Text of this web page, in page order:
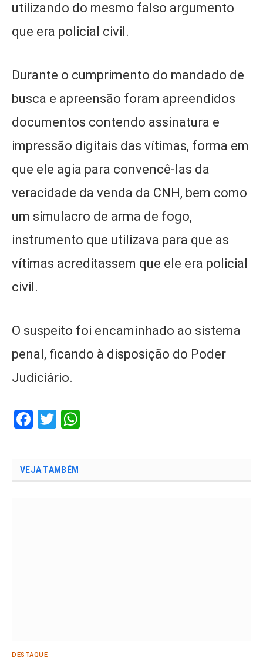
utilizando do mesmo falso argumento
que era policial civil.
Durante o cumprimento do mandado de
busca e apreensão foram apreendidos
documentos contendo assinatura e
impressão digitais das vítimas, forma em
que ele agia para convencê-las da
veracidade da venda da CNH, bem como
um simulacro de arma de fogo,
instrumento que utilizava para que as
vítimas acreditassem que ele era policial
civil.
O suspeito foi encaminhado ao sistema
penal, ficando à disposição do Poder
Judiciário.
Facebook
Twitter
VEJA TAMBÉM
DESTAQUE